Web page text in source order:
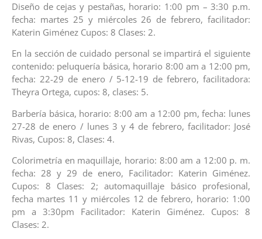
Diseño de cejas y pestañas, horario: 1:00 pm – 3:30 p.m.
fecha: martes 25 y miércoles 26 de febrero, facilitador:
Katerin Giménez Cupos: 8 Clases: 2.
En la sección de cuidado personal se impartirá el siguiente
contenido: peluquería básica, horario 8:00 am a 12:00 pm,
fecha: 22-29 de enero / 5-12-19 de febrero, facilitadora:
Theyra Ortega, cupos: 8, clases: 5.
Barbería básica, horario: 8:00 am a 12:00 pm, fecha: lunes
27-28 de enero / lunes 3 y 4 de febrero, facilitador: José
Rivas, Cupos: 8, Clases: 4.
Colorimetría en maquillaje, horario: 8:00 am a 12:00 p. m.
fecha: 28 y 29 de enero, Facilitador: Katerin Giménez.
Cupos: 8 Clases: 2; automaquillaje básico profesional,
fecha martes 11 y miércoles 12 de febrero, horario: 1:00
pm a 3:30pm Facilitador: Katerin Giménez. Cupos: 8
Clases: 2.